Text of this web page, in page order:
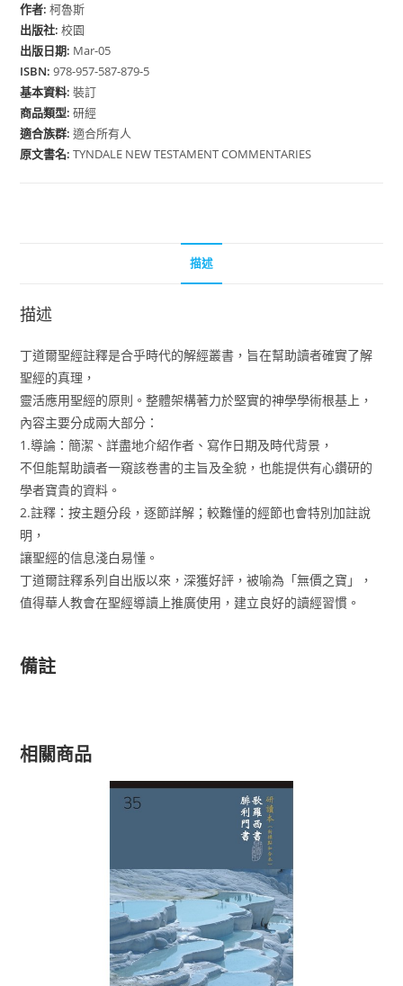
作者:柯魯斯
出版社:校園
出版日期: Mar-05
ISBN:978-957-587-879-5
基本資料:裝訂
商品類型:研經
適合族群:適合所有人
原文書名:TYNDALE NEW TESTAMENT COMMENTARIES
描述
描述
丁道爾聖經註釋是合乎時代的解經叢書，旨在幫助讀者確實了解
聖經的真理，
靈活應用聖經的原則。整體架構著力於堅實的神學學術根基上，
內容主要分成兩大部分：
1.導論：簡潔、詳盡地介紹作者、寫作日期及時代背景，
不但能幫助讀者一窺該卷書的主旨及全貌，也能提供有心鑽研的
學者寶貴的資料。
2.註釋：按主題分段，逐節詳解；較難懂的經節也會特別加註說
明，
讓聖經的信息淺白易懂。
丁道爾註釋系列自出版以來，深獲好評，被喻為「無價之寶」，
值得華人教會在聖經導讀上推廣使用，建立良好的讀經習慣。
備註
相關商品